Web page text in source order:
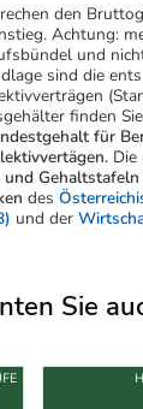
den
Achtung:
und
sind die
finden
für
Die
Gehaltstafeln
des
und der
Sie